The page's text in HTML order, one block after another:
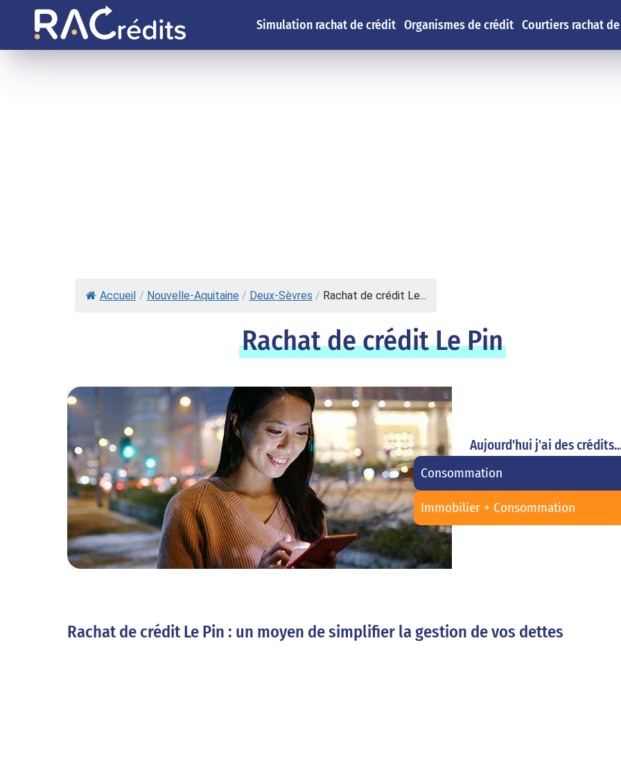
Simulation rachat de crédit Organismes de crédit Courtiers rachat
Accueil / Nouvelle-Aquitaine / Deux-Sèvres / Rachat de crédit Le...
Rachat de crédit Le Pin
Aujourd'hui j'ai des
Consommation
Immobilier + Consommation
Rachat de crédit Le Pin : un moyen de simplifier la gestion de vos dettes